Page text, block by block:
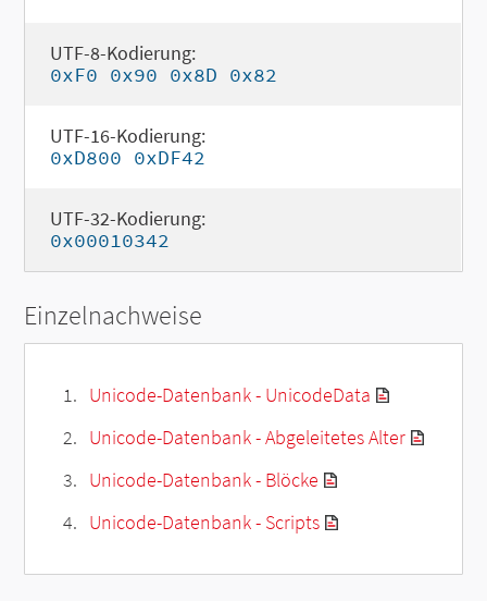
UTF-8-Kodierung:
0xF0 0x90 0x8D 0x82
UTF-16-Kodierung:
0xD800 0xDF42
UTF-32-Kodierung:
0x00010342
Einzelnachweise
Unicode-Datenbank - UnicodeData
Unicode-Datenbank - Abgeleitetes Alter
Unicode-Datenbank - Blöcke
Unicode-Datenbank - Scripts